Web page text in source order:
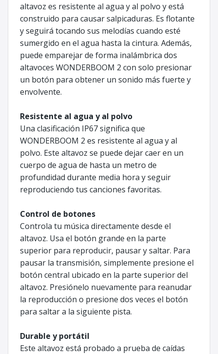
altavoz es resistente al agua y al polvo y está
construido para causar salpicaduras. Es flotante
y seguirá tocando sus melodías cuando esté
sumergido en el agua hasta la cintura. Además,
puede emparejar de forma inalámbrica dos
altavoces WONDERBOOM 2 con solo presionar
un botón para obtener un sonido más fuerte y
envolvente.
Resistente al agua y al polvo
Una clasificación IP67 significa que
WONDERBOOM 2 es resistente al agua y al
polvo. Este altavoz se puede dejar caer en un
cuerpo de agua de hasta un metro de
profundidad durante media hora y seguir
reproduciendo tus canciones favoritas.
Control de botones
Controla tu música directamente desde el
altavoz. Usa el botón grande en la parte
superior para reproducir, pausar y saltar. Para
pausar la transmisión, simplemente presione el
botón central ubicado en la parte superior del
altavoz. Presiónelo nuevamente para reanudar
la reproducción o presione dos veces el botón
para saltar a la siguiente pista.
Durable y portátil
Este altavoz está probado a prueba de caídas